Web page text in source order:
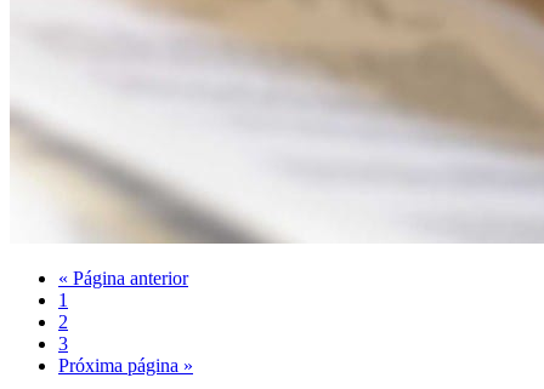
« Página anterior
1
2
3
Próxima página »